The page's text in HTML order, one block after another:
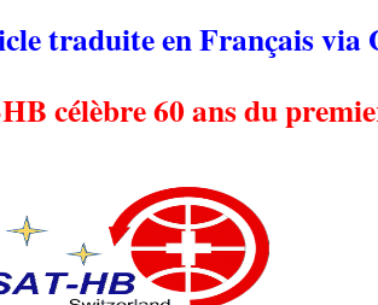
traduite en Français via
célèbre 60 ans du